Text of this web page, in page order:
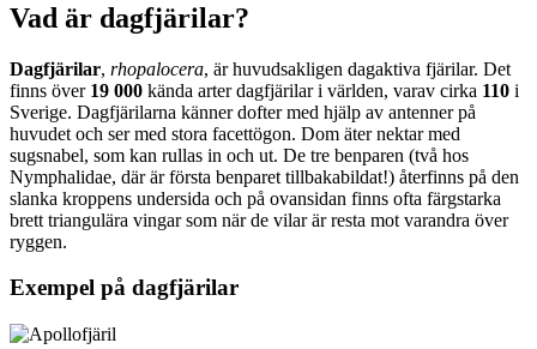
Vad är dagfjärilar?
Dagfjärilar, rhopalocera, är huvudsakligen dagaktiva fjärilar. Det
finns över 19 000 kända arter dagfjärilar i världen, varav cirka 110 i
Sverige. Dagfjärilarna känner dofter med hjälp av antenner på
huvudet och ser med stora facettögon. Dom äter nektar med
sugsnabel, som kan rullas in och ut. De tre benparen (två hos
Nymphalidae, där är första benparet tillbakabildat!) återfinns på den
slanka kroppens undersida och på ovansidan finns ofta färgstarka
brett triangulära vingar som när de vilar är resta mot varandra över
ryggen.
Exempel på dagfjärilar